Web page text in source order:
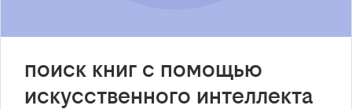
поиск книг с помощью
искусственного интеллекта